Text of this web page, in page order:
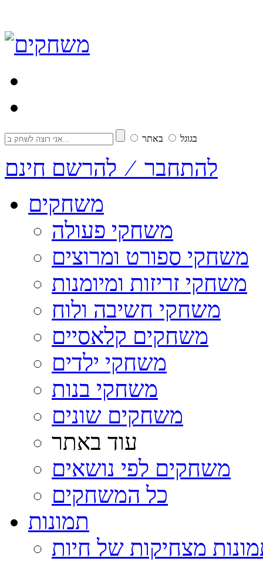
בגוגל באתר
להתחבר ⁄ להרשם חינם
משחקים
משחקי פעולה
משחקי ספורט ומרוצים
משחקי זריזות ומיומנות
משחקי חשיבה ולוח
משחקים קלאסיים
משחקי ילדים
משחקי בנות
משחקים שונים
עוד באתר
משחקים לפי נושאים
כל המשחקים
תמונות
מצחיקות של חיות